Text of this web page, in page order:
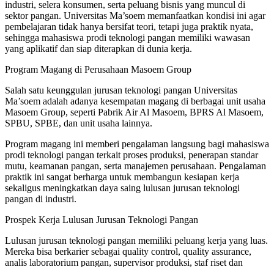
industri, selera konsumen, serta peluang bisnis yang muncul di
sektor pangan. Universitas Ma’soem memanfaatkan kondisi ini agar
pembelajaran tidak hanya bersifat teori, tetapi juga praktik nyata,
sehingga mahasiswa prodi teknologi pangan memiliki wawasan
yang aplikatif dan siap diterapkan di dunia kerja.
Program Magang di Perusahaan Masoem Group
Salah satu keunggulan jurusan teknologi pangan Universitas
Ma’soem adalah adanya kesempatan magang di berbagai unit usaha
Masoem Group, seperti Pabrik Air Al Masoem, BPRS Al Masoem,
SPBU, SPBE, dan unit usaha lainnya.
Program magang ini memberi pengalaman langsung bagi mahasiswa
prodi teknologi pangan terkait proses produksi, penerapan standar
mutu, keamanan pangan, serta manajemen perusahaan. Pengalaman
praktik ini sangat berharga untuk membangun kesiapan kerja
sekaligus meningkatkan daya saing lulusan jurusan teknologi
pangan di industri.
Prospek Kerja Lulusan Jurusan Teknologi Pangan
Lulusan jurusan teknologi pangan memiliki peluang kerja yang luas.
Mereka bisa berkarier sebagai quality control, quality assurance,
analis laboratorium pangan, supervisor produksi, staf riset dan